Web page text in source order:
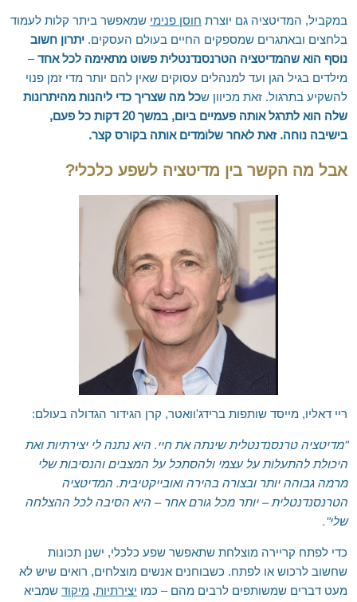
במקביל, המדיטציה גם יוצרת חוסן פנימי שמאפשר ביתר קלות לעמוד
בלחצים ובאתגרים שמספקים החיים בעולם העסקים. יתרון חשוב
נוסף הוא שהמדיטציה הטרנסנדנטלית פשוט מתאימה לכל אחד–
מילדים בגיל הגן ועד למנהלים עסוקים שאין להם יותר מדי זמן פנוי
להשקיע בתרגול. זאת מכיוון שכל מה שצריך כדי ליהנות מהיתרונות
שלה הוא לתרגל אותה פעמיים ביום, במשך 20 דקות כל פעם,
בישיבה נוחה. זאת לאחר שלומדים אותה בקורס קצר.
אבל מה הקשר בין מדיטציה לשפע כלכלי?
ריי דאליו, מייסד שותפות ברידג'וואטר, קרן הגידור הגדולה בעולם:
"מדיטציה טרנסנדנטלית שינתה את חיי. היא נתנה לי יצירתיות ואת
היכולת להתעלות על עצמי ולהסתכל על המצבים והנסיבות שלי
מרמה גבוהה יותר ובצורה בהירה ואובייקטיבית. המדיטציה
הטרנסנדנטלית – יותר מכל גורם אחר – היא הסיבה לכל ההצלחה
שלי".
כדי לפתח קריירה מוצלחת שתאפשר שפע כלכלי, ישנן תכונות
שחשוב לרכוש או לפתח. כשבוחנים אנשים מוצלחים, רואים שיש לא
מעט דברים שמשותפים לרבים מהם – כמו יצירתיות, מיקוד שמביא